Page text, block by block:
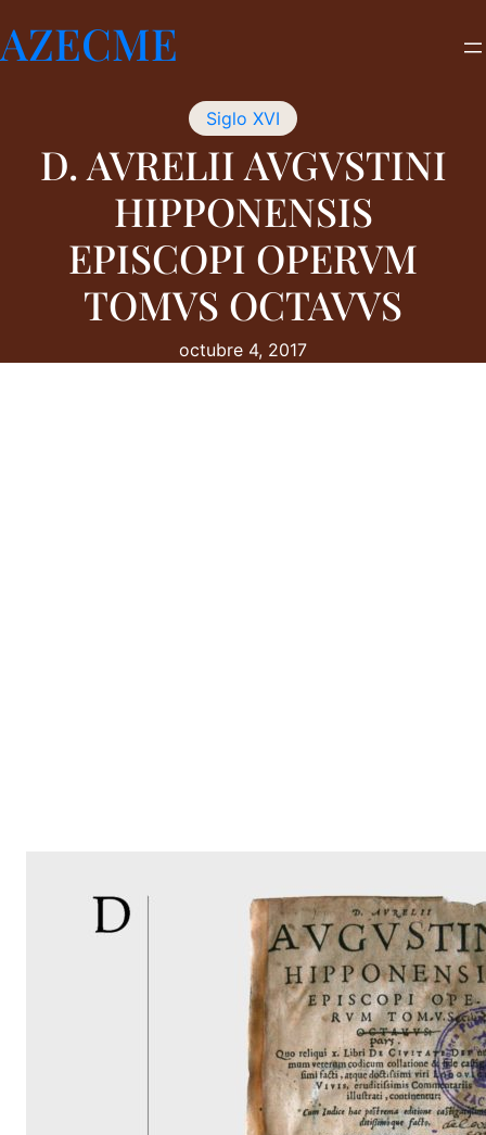
al
contenido
AZECME
Siglo XVI
D. AVRELII AVGVSTINI
HIPPONENSIS
EPISCOPI OPERVM
TOMVS OCTAVVS
octubre 4, 2017